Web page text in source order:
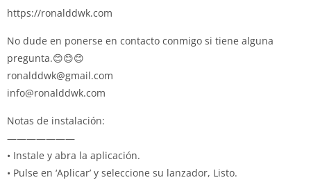
https://ronalddwk.com
No dude en ponerse en contacto conmigo si tiene alguna
pregunta.😊😊😊
ronalddwk@gmail.com
info@ronalddwk.com
Notas de instalación:
———————
• Instale y abra la aplicación.
• Pulse en ‘Aplicar’ y seleccione su lanzador, Listo.